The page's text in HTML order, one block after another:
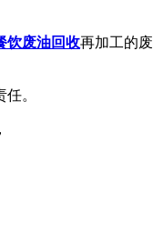
饮废油回收再加工的
。